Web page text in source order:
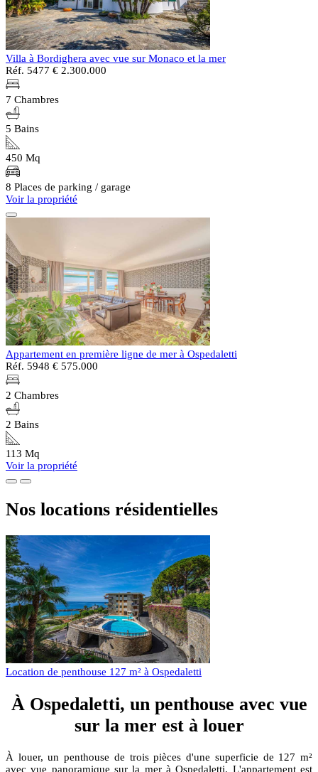
Villa à Bordighera avec vue sur Monaco et la mer
Réf. 5477 € 2.300.000
7 Chambres
5 Bains
450 Mq
8 Places de parking / garage
Voir la propriété
Appartement en première ligne de mer à Ospedaletti
Réf. 5948 € 575.000
2 Chambres
2 Bains
113 Mq
Voir la propriété
Nos locations résidentielles
Location de penthouse 127 m² à Ospedaletti
À Ospedaletti, un penthouse avec vue
sur la mer est à louer
À louer, un penthouse de trois pièces d'une superficie de 127 m²
avec vue panoramique sur la mer à Ospedaletti. L'appartement est